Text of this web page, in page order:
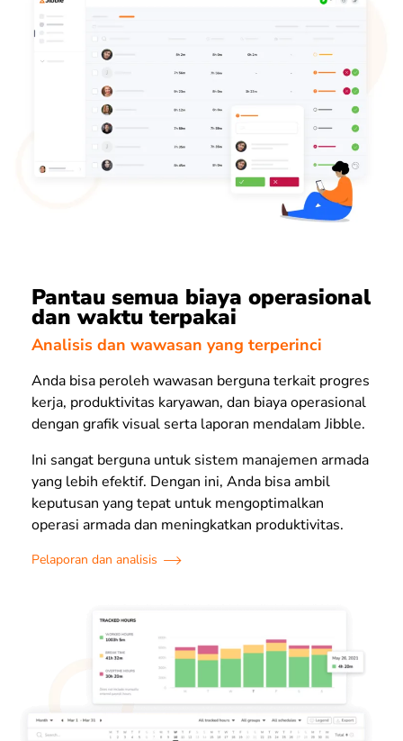
Pantau semua biaya operasional
dan waktu terpakai
Analisis dan wawasan yang terperinci
Anda bisa peroleh wawasan berguna terkait progres
kerja, produktivitas karyawan, dan biaya operasional
dengan grafik visual serta laporan mendalam Jibble.
Ini sangat berguna untuk sistem manajemen armada
yang lebih efektif. Dengan ini, Anda bisa ambil
keputusan yang tepat untuk mengoptimalkan
operasi armada dan meningkatkan produktivitas.
Pelaporan dan analisis